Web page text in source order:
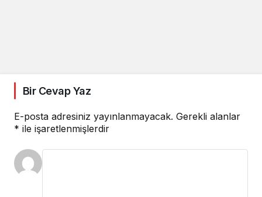
Bir Cevap Yaz
E-posta adresiniz yayınlanmayacak. Gerekli alanlar
* ile işaretlenmişlerdir